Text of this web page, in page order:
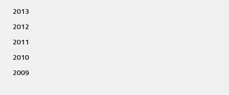
2013
2012
2011
2010
2009